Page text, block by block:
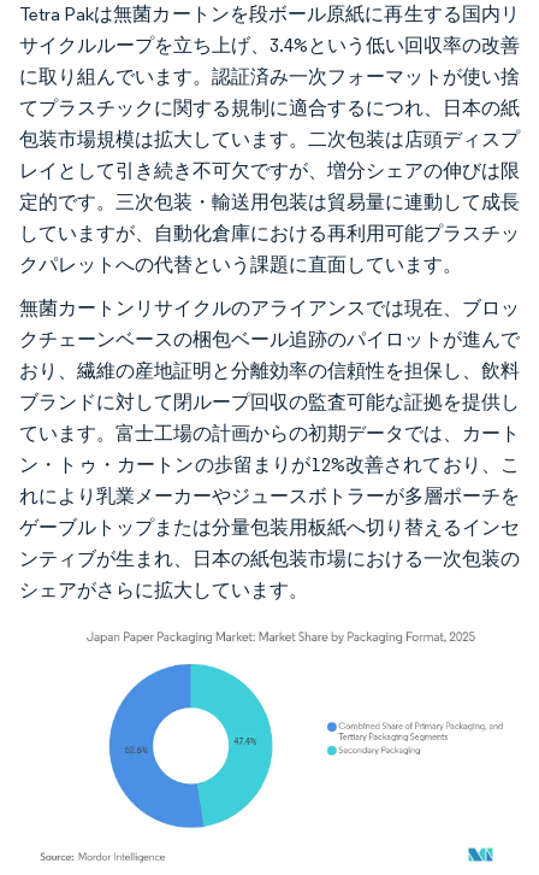
Tetra Pakは無菌カートンを段ボール原紙に再生する国内リ
サイクルループを立ち上げ、3.4%という低い回収率の改善
に取り組んでいます。認証済み一次フォーマットが使い捨
てプラスチックに関する規制に適合するにつれ、日本の紙
包装市場規模は拡大しています。二次包装は店頭ディスプ
レイとして引き続き不可欠ですが、増分シェアの伸びは限
定的です。三次包装・輸送用包装は貿易量に連動して成長
していますが、自動化倉庫における再利用可能プラスチッ
クパレットへの代替という課題に直面しています。
無菌カートンリサイクルのアライアンスでは現在、ブロッ
クチェーンベースの梱包ベール追跡のパイロットが進んで
おり、繊維の産地証明と分離効率の信頼性を担保し、飲料
ブランドに対して閉ループ回収の監査可能な証拠を提供し
ています。富士工場の計画からの初期データでは、カート
ン・トゥ・カートンの歩留まりが12%改善されており、こ
れにより乳業メーカーやジュースボトラーが多層ポーチを
ゲーブルトップまたは分量包装用板紙へ切り替えるインセ
ンティブが生まれ、日本の紙包装市場における一次包装の
シェアがさらに拡大しています。